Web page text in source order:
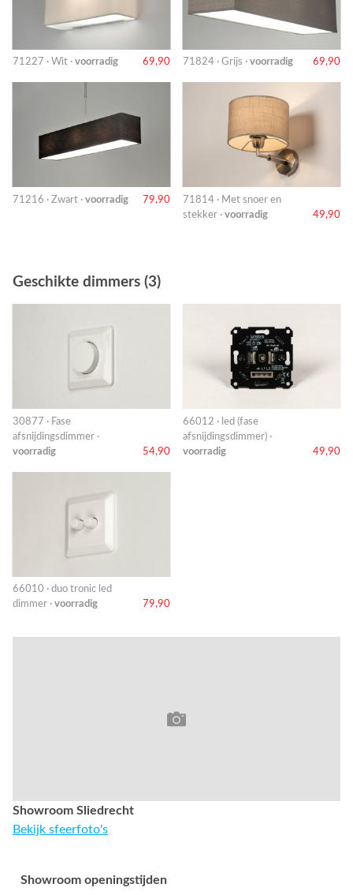
71227 · Wit · voorradig 69,90 71824 · Grijs · voorradig 69,90
71216 · Zwart · voorradig 79,90
71814 · Met snoer en
stekker · voorradig 49,90
Geschikte dimmers (3)
30877 · Fase
afsnijdingsdimmer ·
voorradig
54,90
66012 · led (fase
afsnijdingsdimmer) ·
voorradig
49,90
66010 · duo tronic led
dimmer · voorradig 79,90
Showroom Sliedrecht
Bekijk sfeerfoto's
Showroom openingstijden